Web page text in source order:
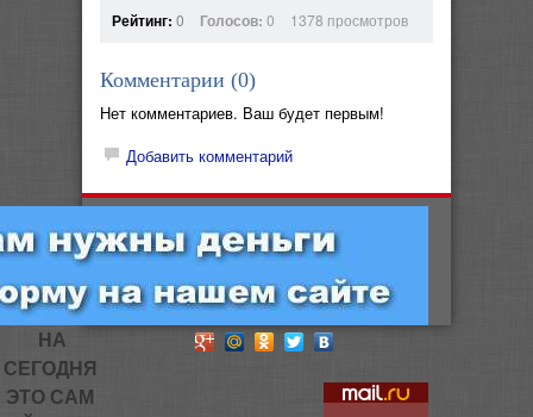
Рейтинг: 0 Голосов: 0 1378 просмотров
Комментарии (0)
Нет комментариев. Ваш будет первым!
Добавить комментарий
НА
СЕГОДНЯ
ЭТО САМ